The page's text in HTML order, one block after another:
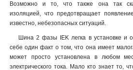
Возможно и то, что также она так
изоляцией, что предотвращает
известно, небезопасных ситуаций.
Шина 2 фазы IEK легка в установке и
себе один факт о том, что она имеет
может просто установлена в любом
электрического тока. Мало кто знает то,